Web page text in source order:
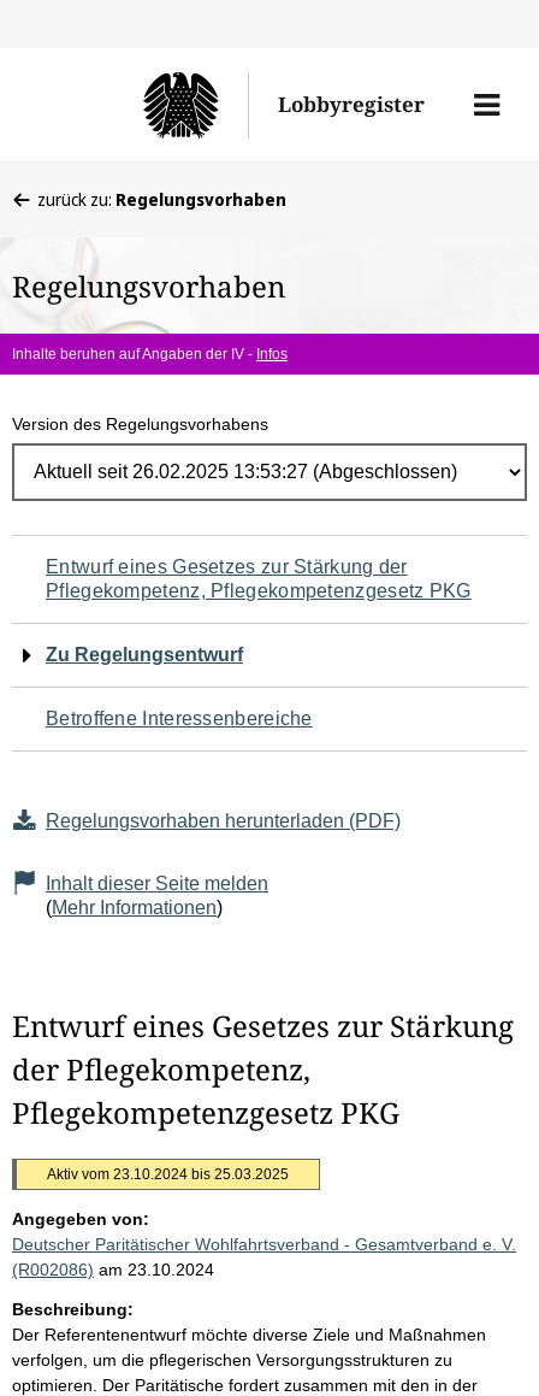
Lobbyregister
Menü
befinden
hier:
zurück zu: Regelungsvorhaben
Regelungsvorhaben
Inhalte beruhen auf Angaben der IV - Infos
Version des Regelungsvorhabens
Navigation
für
den
Seiteninhalt
Entwurf eines Gesetzes zur Stärkung der
Pflegekompetenz, Pflegekompetenzgesetz PKG
Zu Regelungsentwurf
Betroffene Interessenbereiche
Regelungsvorhaben herunterladen (PDF)
Inhalt dieser Seite melden
(Mehr Informationen)
Entwurf eines Gesetzes zur Stärkung
der Pflegekompetenz,
Pflegekompetenzgesetz PKG
Aktiv vom 23.10.2024 bis 25.03.2025
Angegeben von:
Deutscher Paritätischer Wohlfahrtsverband - Gesamtverband e. V.
(R002086) am 23.10.2024
Beschreibung:
Der Referentenentwurf möchte diverse Ziele und Maßnahmen
verfolgen, um die pflegerischen Versorgungsstrukturen zu
optimieren. Der Paritätische fordert zusammen mit den in der